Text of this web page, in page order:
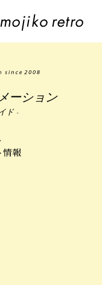
ーション
ド -
情報